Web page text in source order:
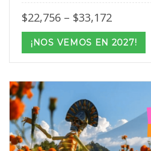
$22,756 – $33,172
$22,756
through
$33,172
¡NOS VEMOS EN 2027!